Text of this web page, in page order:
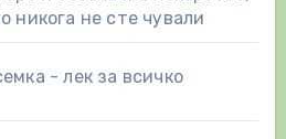
никога не сте чували
- лек за всичко